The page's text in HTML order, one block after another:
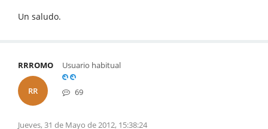
Un saludo.
RRROMO
RR
Usuario habitual
69
Jueves, 31 de Mayo de 2012, 15:38:24